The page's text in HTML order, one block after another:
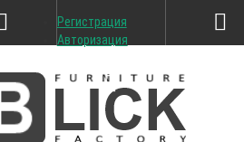
Регистрация
Авторизация